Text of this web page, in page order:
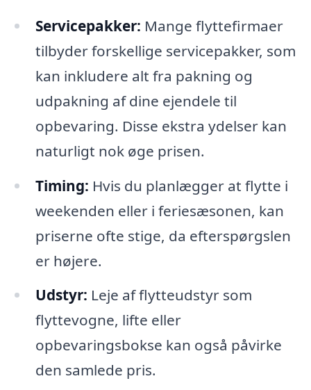
Servicepakker: Mange flyttefirmaer
tilbyder forskellige servicepakker, som
kan inkludere alt fra pakning og
udpakning af dine ejendele til
opbevaring. Disse ekstra ydelser kan
naturligt nok øge prisen.
Timing: Hvis du planlægger at flytte i
weekenden eller i feriesæsonen, kan
priserne ofte stige, da efterspørgslen
er højere.
Udstyr: Leje af flytteudstyr som
flyttevogne, lifte eller
opbevaringsbokse kan også påvirke
den samlede pris.